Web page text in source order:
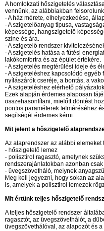
A homlokzati hőszigetelés
vennünk, az alábbiakban
- A ház mérete, elhelyezkedése,
- A szigetelőanyag típusa,
képessége, hangszigetelő
színe és ára.
- A szigetelő rendszer
- A szigetelés hatása a fűtési
lakókomfortra és az épület értékére.
- A szigetelés megtérülési ideje és
- A szigeteléshez kapcsolódó
nyílászárók cseréje, a bontás, a
- A szigeteléshez elérhető
Ezek alapján érdemes alaposan
összehasonlítani, mielőtt döntést
pontos paraméterek felméréséhez
segítségét érdemes kérni.
Mit jelent a hőszigetelő
Az alaprendszer az alábbi elemeket
- hőszigetelő lemez
- polisztirol ragasztó, amelynek
rendszerajánlatokban azonban
- üvegszövetháló, melynek
Meg kell jegyezni, hogy sokan az
is, amelyek a polisztirol lemezek
Mit értünk teljes hőszigetelő
A teljes hőszigetelő rendszer
ragasztót, az üvegszövethálót, a
üvegszövethálóval, az alapozót és